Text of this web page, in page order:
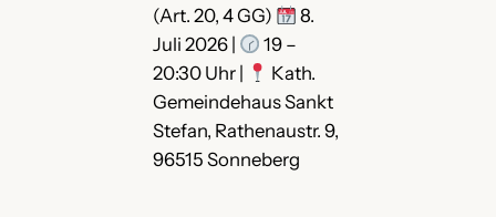
(Art. 20, 4 GG)
8.
Juli 2026 |
19 –
20:30 Uhr |
Kath.
Gemeindehaus Sankt
Stefan, Rathenaustr. 9,
96515 Sonneberg